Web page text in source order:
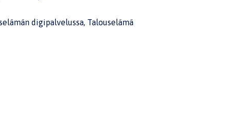
digipalvelussa, Talouselämä